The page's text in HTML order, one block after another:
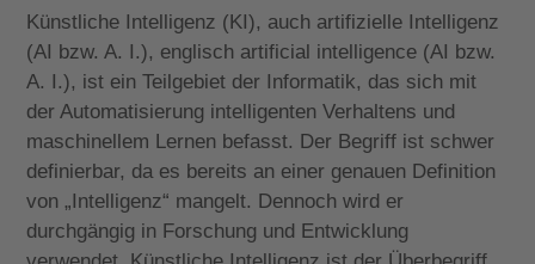
Künstliche Intelligenz (KI), auch artifizielle Intelligenz
(AI bzw. A. I.), englisch artificial intelligence (AI bzw.
A. I.), ist ein Teilgebiet der Informatik, das sich mit
der Automatisierung intelligenten Verhaltens und
maschinellem Lernen befasst. Der Begriff ist schwer
definierbar, da es bereits an einer genauen Definition
von „Intelligenz“ mangelt. Dennoch wird er
durchgängig in Forschung und Entwicklung